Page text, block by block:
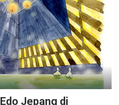
Jepang di